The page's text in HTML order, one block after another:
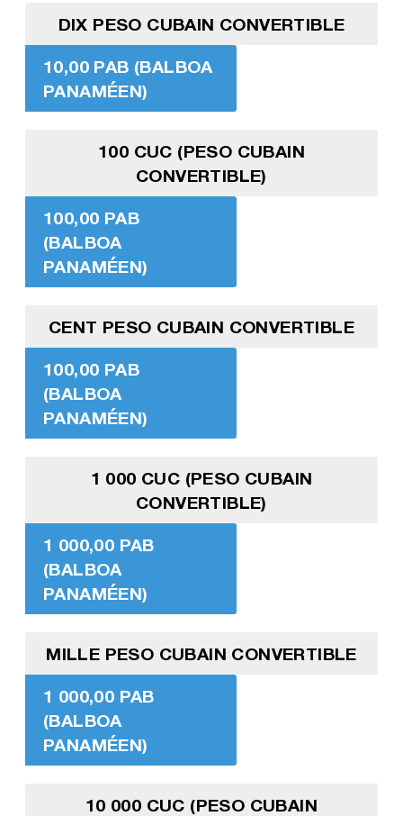
DIX PESO CUBAIN CONVERTIBLE
10,00 PAB (BALBOA
PANAMÉEN)
100 CUC (PESO CUBAIN
CONVERTIBLE)
100,00 PAB
(BALBOA
PANAMÉEN)
CENT PESO CUBAIN CONVERTIBLE
100,00 PAB
(BALBOA
PANAMÉEN)
1 000 CUC (PESO CUBAIN
CONVERTIBLE)
1 000,00 PAB
(BALBOA
PANAMÉEN)
MILLE PESO CUBAIN CONVERTIBLE
1 000,00 PAB
(BALBOA
PANAMÉEN)
10 000 CUC (PESO CUBAIN